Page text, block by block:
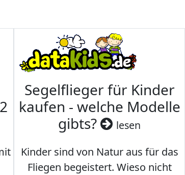
Segelflieger für Kinder
kaufen - welche Modelle
gibts?
lesen
Kinder sind von Natur aus für das
Fliegen begeistert. Wieso nicht